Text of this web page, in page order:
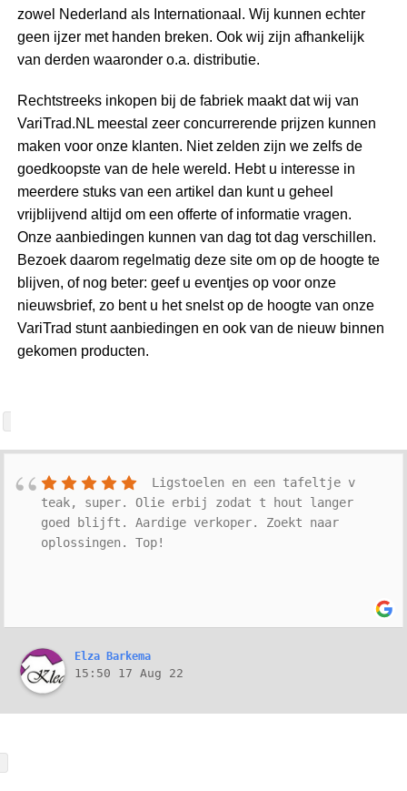
zowel Nederland als Internationaal. Wij kunnen echter
geen ijzer met handen breken. Ook wij zijn afhankelijk
van derden waaronder o.a. distributie.
Rechtstreeks inkopen bij de fabriek maakt dat wij van
VariTrad.NL meestal zeer concurrerende prijzen kunnen
maken voor onze klanten. Niet zelden zijn we zelfs de
goedkoopste van de hele wereld. Hebt u interesse in
meerdere stuks van een artikel dan kunt u geheel
vrijblijvend altijd om een offerte of informatie vragen.
Onze aanbiedingen kunnen van dag tot dag verschillen.
Bezoek daarom regelmatig deze site om op de hoogte te
blijven, of nog beter: geef u eventjes op voor onze
nieuwsbrief, zo bent u het snelst op de hoogte van onze
VariTrad stunt aanbiedingen en ook van de nieuw binnen
gekomen producten.
Ligstoelen en een tafeltje v
teak, super. Olie erbij zodat t hout langer
goed blijft. Aardige verkoper. Zoekt naar
oplossingen. Top!
Elza Barkema
15:50 17 Aug 22